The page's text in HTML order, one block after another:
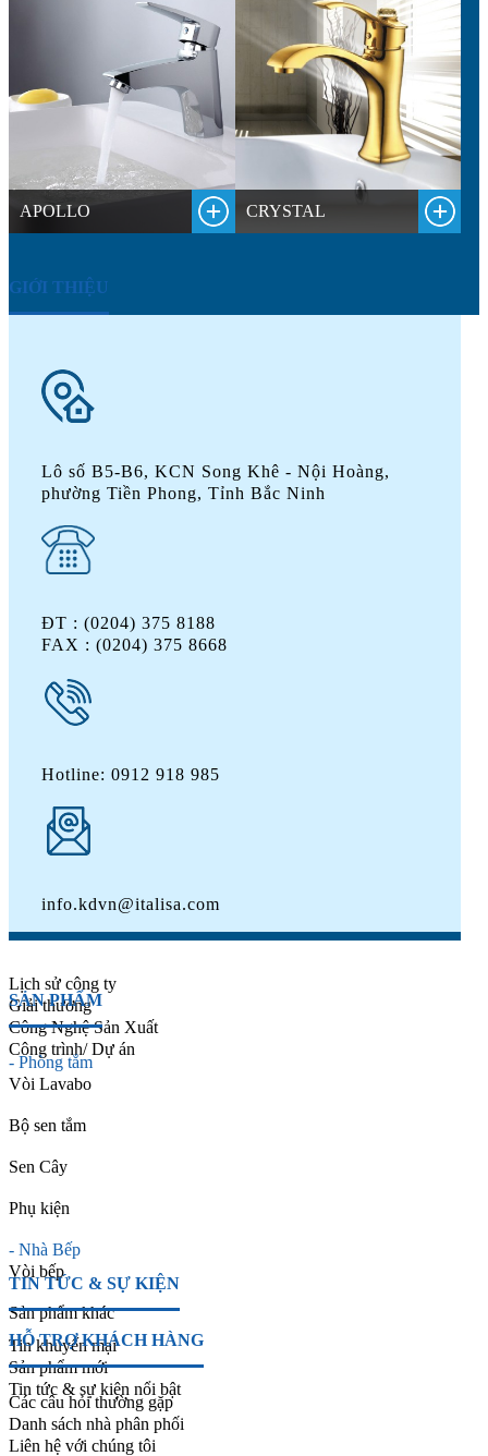
APOLLO CRYSTAL
Lô số B5-B6, KCN Song Khê - Nội Hoàng,
phường Tiền Phong, Tỉnh Bắc Ninh
ĐT : (0204) 375 8188
FAX : (0204) 375 8668
Hotline: 0912 918 985
info.kdvn@italisa.com
GIỚI THIỆU
Lịch sử công ty
Giải thưởng
Công Nghệ Sản Xuất
Công trình/ Dự án
SẢN PHẨM
- Phòng tắm
Vòi Lavabo
Bộ sen tắm
Sen Cây
Phụ kiện
- Nhà Bếp
Vòi bếp
Sản phẩm khác
TIN TỨC & SỰ KIỆN
Tin khuyến mại
Sản phẩm mới
Tin tức & sự kiện nổi bật
HỖ TRỢ KHÁCH HÀNG
Các câu hỏi thường gặp
Danh sách nhà phân phối
Liên hệ với chúng tôi